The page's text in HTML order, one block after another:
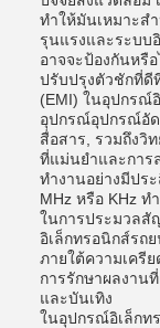
ทําให้มันเหมาะสํ
รุนแรงและระบบ
อาจจะป้องกันหรื
ปรับปรุงตัวชักที่ดี
(EMI) ในอุปกรณ์
อุปกรณ์อุปกรณ์อัด
สื่อสาร, รวมถึงวิ
ที่แม่นยําและการ
ทํางานอย่างมีปร
MHz หรือ KHz ทํ
ในการประมวล
อิเล็กทรอนิกส์รถ
ภายใต้ความเครี
การรักษาผลงาน
และบันเทิง
ในอุปกรณ์อิเล็กท